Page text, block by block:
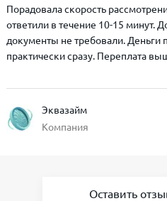
постарайтесь
опечатки могут привести
и дополнительных
воспользуйтесь опцией
срочно занимать
займа в Эквазайм?
Порадовала скорость
ответили в течение 10-15 минут.
документы не требовали. Деньги
практически сразу. Переплата
Эквазайм
Компания
Оставить